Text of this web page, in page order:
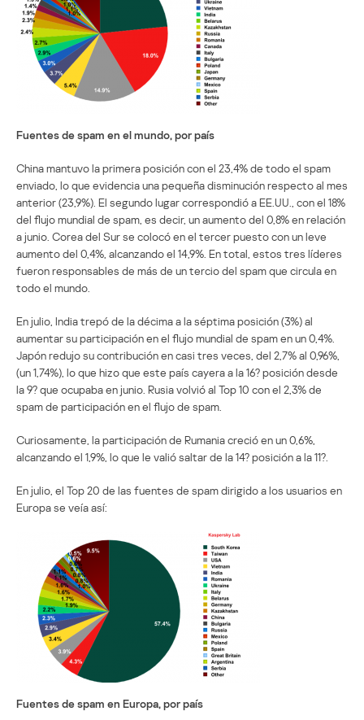
Fuentes de spam en el mundo, por país
China mantuvo la primera posición con el 23,4% de todo el spam
enviado, lo que evidencia una pequeña disminución respecto al mes
anterior (23,9%). El segundo lugar correspondió a EE.UU., con el 18%
del flujo mundial de spam, es decir, un aumento del 0,8% en relación
a junio. Corea del Sur se colocó en el tercer puesto con un leve
aumento del 0,4%, alcanzando el 14,9%. En total, estos tres líderes
fueron responsables de más de un tercio del spam que circula en
todo el mundo.
En julio, India trepó de la décima a la séptima posición (3%) al
aumentar su participación en el flujo mundial de spam en un 0,4%.
Japón redujo su contribución en casi tres veces, del 2,7% al 0,96%,
(un 1,74%), lo que hizo que este país cayera a la 16? posición desde
la 9? que ocupaba en junio. Rusia volvió al Top 10 con el 2,3% de
spam de participación en el flujo de spam.
Curiosamente, la participación de Rumania creció en un 0,6%,
alcanzando el 1,9%, lo que le valió saltar de la 14? posición a la 11?.
En julio, el Top 20 de las fuentes de spam dirigido a los usuarios en
Europa se veía así:
Fuentes de spam en Europa, por país